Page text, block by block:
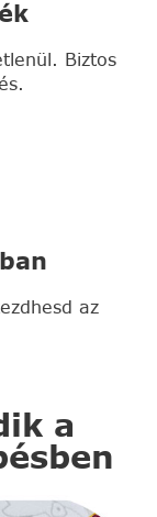
Biztos
az
a